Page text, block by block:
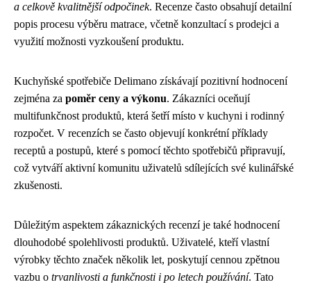
a celkově kvalitnější odpočinek. Recenze často obsahují detailní
popis procesu výběru matrace, včetně konzultací s prodejci a
využití možnosti vyzkoušení produktu.
Kuchyňské spotřebiče Delimano získávají pozitivní hodnocení
zejména za poměr ceny a výkonu. Zákazníci oceňují
multifunkčnost produktů, která šetří místo v kuchyni i rodinný
rozpočet. V recenzích se často objevují konkrétní příklady
receptů a postupů, které s pomocí těchto spotřebičů připravují,
což vytváří aktivní komunitu uživatelů sdílejících své kulinářské
zkušenosti.
Důležitým aspektem zákaznických recenzí je také hodnocení
dlouhodobé spolehlivosti produktů. Uživatelé, kteří vlastní
výrobky těchto značek několik let, poskytují cennou zpětnou
vazbu o trvanlivosti a funkčnosti i po letech používání. Tato